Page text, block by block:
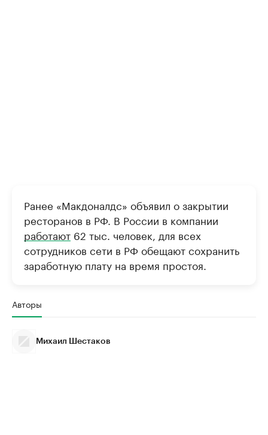
Ранее «Макдоналдс» объявил о закрытии
ресторанов в РФ. В России в компании
работают 62 тыс. человек, для всех
сотрудников сети в РФ обещают сохранить
заработную плату на время простоя.
Авторы
Михаил Шестаков